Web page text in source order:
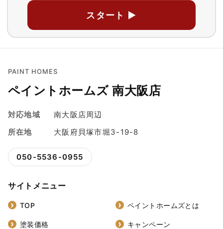
スタート ▶
PAINT HOMES
ペイントホームズ 南大阪店
対応地域
南大阪店周辺
所在地
大阪府貝塚市堀3-19-8
050-5536-0955
サイトメニュー
TOP ペイントホームズとは
塗装価格 キャンペーン